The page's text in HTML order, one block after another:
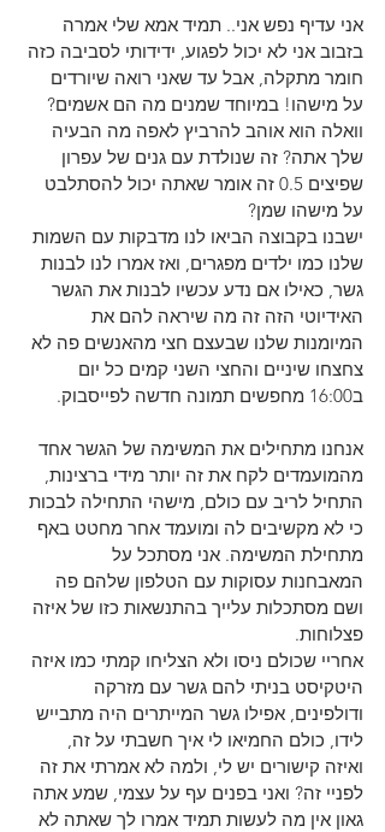
אני עדיף נפש אני.. תמיד אמא שלי אמרה
בזבוב אני לא יכול לפגוע, ידידותי לסביבה כזה
חומר מתקלה, אבל עד שאני רואה שיורדים
על מישהו! במיוחד שמנים מה הם אשמים?
וואלה הוא אוהב להרביץ לאפה מה הבעיה
שלך אתה? זה שנולדת עם גנים של עפרון
שפיצים 0.5 זה אומר שאתה יכול להסתלבט
על מישהו שמן?
ישבנו בקבוצה הביאו לנו מדבקות עם השמות
שלנו כמו ילדים מפגרים, ואז אמרו לנו לבנות
גשר, כאילו אם נדע עכשיו לבנות את הגשר
האידיוטי הזה זה מה שיראה להם את
המיומנות שלנו שבעצם חצי מהאנשים פה לא
צחצחו שיניים והחצי השני קמים כל יום
ב16:00 מחפשים תמונה חדשה לפייסבוק.
אנחנו מתחילים את המשימה של הגשר אחד
מהמועמדים לקח את זה יותר מידי ברצינות,
התחיל לריב עם כולם, מישהי התחילה לבכות
כי לא מקשיבים לה ומועמד אחר מחטט באף
מתחילת המשימה. אני מסתכל על
המאבחנות עסוקות עם הטלפון שלהם פה
ושם מסתכלות עלייך בהתנשאות כזו של איזה
פצלוחות.
אחריי שכולם ניסו ולא הצליחו קמתי כמו איזה
היטקיסט בניתי להם גשר עם מזרקה
ודולפינים, אפילו גשר המייתרים היה מתבייש
לידו, כולם החמיאו לי איך חשבתי על זה,
ואיזה קישורים יש לי, ולמה לא אמרתי את זה
לפניי זה? ואני בפנים עף על עצמי, שמע אתה
גאון אין מה לעשות תמיד אמרו לך שאתה לא